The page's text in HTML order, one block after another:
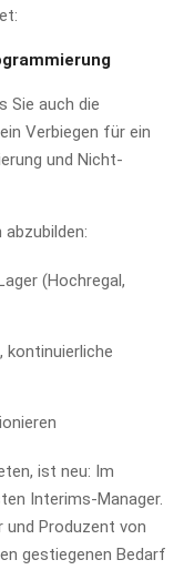
Sie auch die
Verbiegen für ein
und Nicht-
(Hochregal,
kontinuierliche
ist neu: Im
Interims-Manager.
und Produzent von
gestiegenen Bedarf